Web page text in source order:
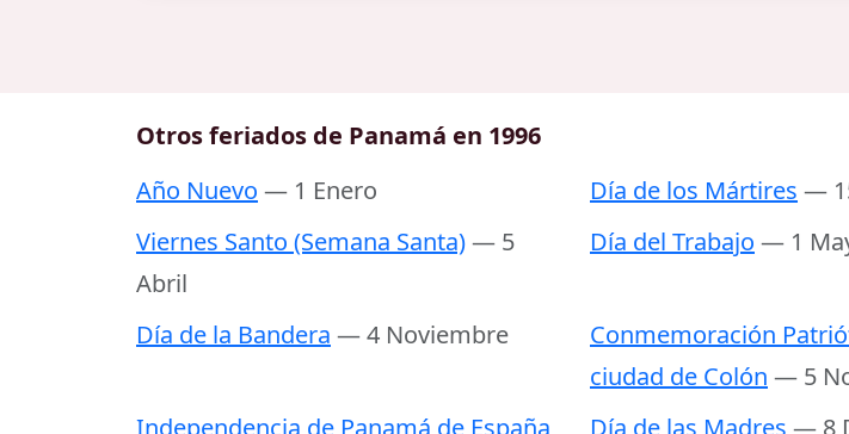
Otros feriados de Panamá en 1996
Año Nuevo — 1 Enero Día de los Mártires —
Viernes Santo (Semana Santa)— 5
Abril
Día del Trabajo — 1
Día de la Bandera — 4 Noviembre
Conmemoración
ciudad de Colón — 5
Independencia de Panamá de España
Día de las Madres — 8